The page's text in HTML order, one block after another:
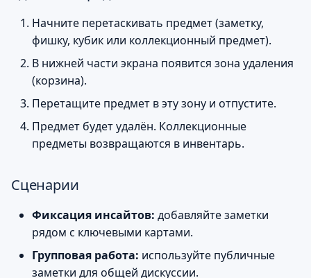
Начните перетаскивать предмет (заметку,
фишку, кубик или коллекционный предмет).
В нижней части экрана появится зона удаления
(корзина).
Перетащите предмет в эту зону и отпустите.
Предмет будет удалён. Коллекционные
предметы возвращаются в инвентарь.
Сценарии
Фиксация инсайтов: добавляйте заметки
рядом с ключевыми картами.
Групповая работа: используйте публичные
заметки для общей дискуссии.